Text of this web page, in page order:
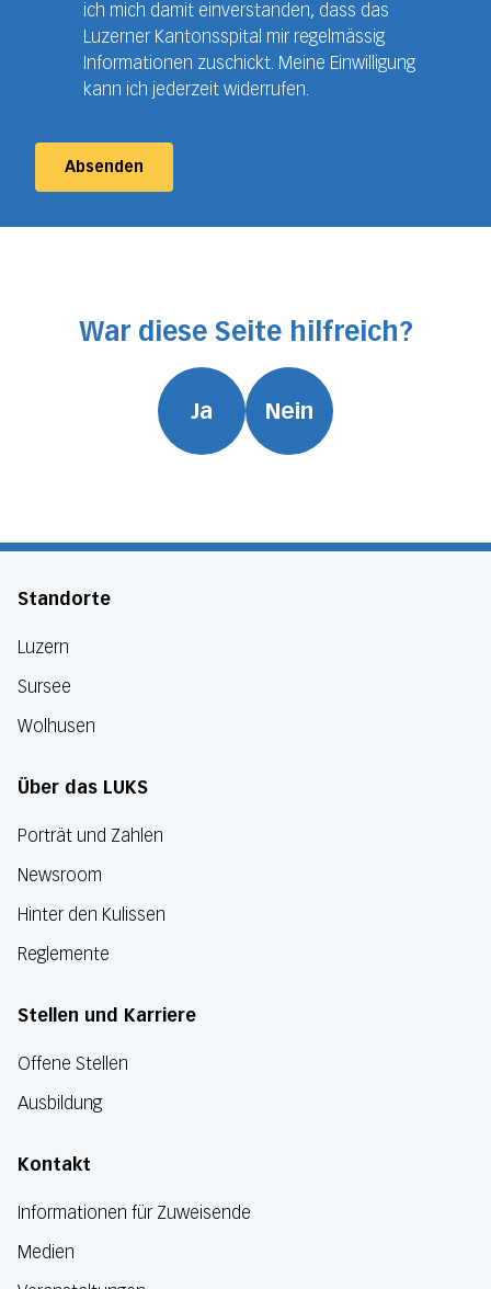
ich mich damit einverstanden, dass das
Luzerner Kantonsspital mir regelmässig
Informationen zuschickt. Meine Einwilligung
kann ich jederzeit widerrufen.
Absenden
War diese Seite hilfreich?
Ja Nein
Standorte
Luzern
Sursee
Wolhusen
Über das LUKS
Porträt und Zahlen
Newsroom
Hinter den Kulissen
Reglemente
Stellen und Karriere
Offene Stellen
Ausbildung
Kontakt
Informationen für Zuweisende
Medien